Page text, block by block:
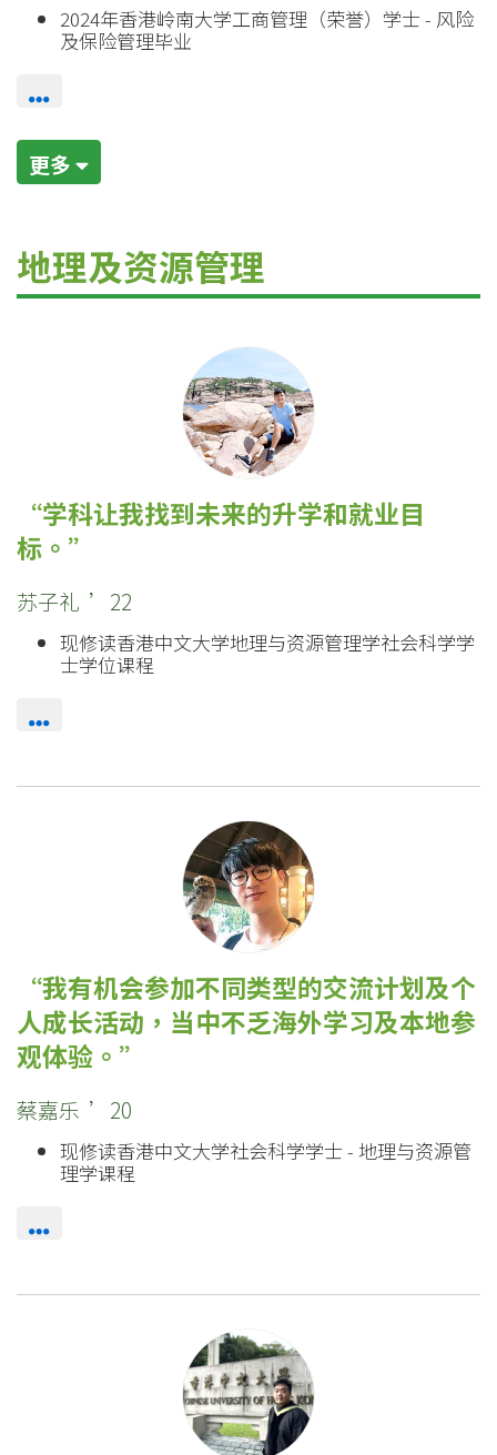
2024年香港岭南大学工商管理（荣誉）学士 - 风险
及保险管理毕业
更多
地理及资源管理
学科让我找到未来的升学和就业目
标。
苏子礼 ’22
现修读香港中文大学地理与资源管理学社会科学学
士学位课程
我有机会参加不同类型的交流计划及个
人成长活动，当中不乏海外学习及本地参
观体验。
蔡嘉乐 ’20
现修读香港中文大学社会科学学士 - 地理与资源管
理学课程